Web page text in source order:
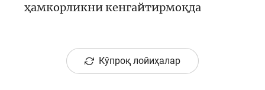
ҳамкорликни кенгайтирмоқда
Кўпроқ лойиҳалар